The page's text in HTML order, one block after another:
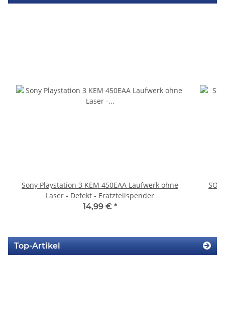
Sony Playstation 3 KEM 450EAA Laufwerk ohne
Laser - Defekt - Eratzteilspender
14,99 € *
Top-Artikel